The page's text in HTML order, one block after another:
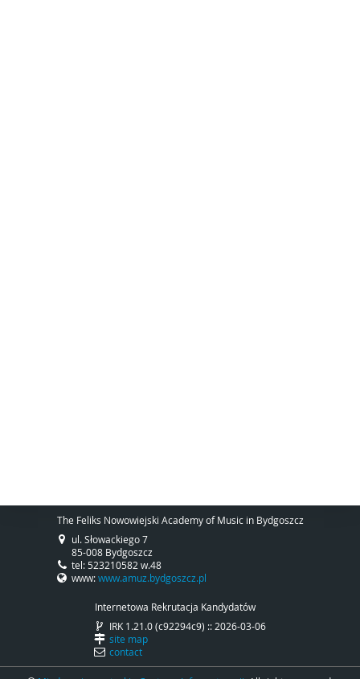
The Feliks Nowowiejski Academy of Music in Bydgoszcz
ul. Słowackiego 7
85-008 Bydgoszcz
tel: 523210582 w.48
www:www.amuz.bydgoszcz.pl
Internetowa Rekrutacja Kandydatów
IRK 1.21.0 (c92294c9) :: 2026-03-06
site map
contact